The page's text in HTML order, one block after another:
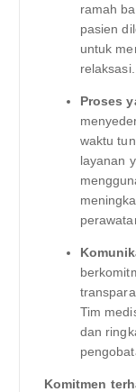
ramah
pasien
untuk
relaksasi.
Proses
waktu
layanan
Tim
dan
Komitmen